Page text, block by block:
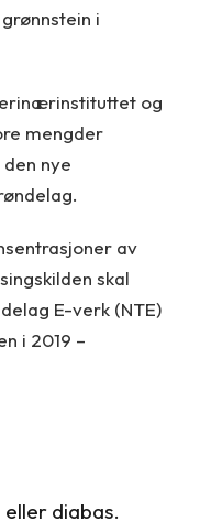
i
og
mengder
nye
av
skal
E-verk (NTE)
i 2019 –
diabas.